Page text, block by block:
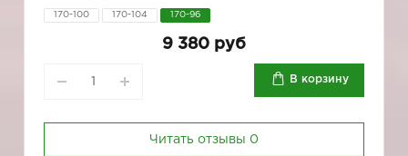
170-100 170-104 170-96
9 380 руб
В корзину
Читать отзывы 0